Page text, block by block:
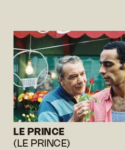
LE PRINCE
(LE PRINCE)